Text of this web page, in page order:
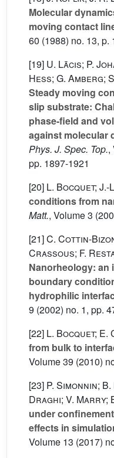
Molecular
moving contact
60 (1988) no. 13, p.
[19] U. Lācis; P.
Hess; G. Amberg;
Steady moving
slip substrate:
phase-field and
against molecular
Phys. J. Spec. Top.,
pp. 1897-1921
[20] L. Bocquet;
conditions from
Matt., Volume 3
[21]C. Cottin-
Crassous; F.
Nanorheology: an
boundary
hydrophilic
9 (2002) no. 1, pp.
[22] L. Bocquet;
from bulk to
Volume 39 (2010)
[23] P. Simonnin;
Draghi; V. Marry;
under
effects in
Volume 13 (2017)